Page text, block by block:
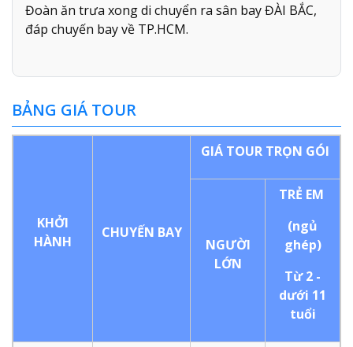
Đoàn ăn trưa xong di chuyển ra sân bay ĐÀI BẮC,
đáp chuyến bay về TP.HCM.
BẢNG GIÁ TOUR
KHỞI
HÀNH
CHUYẾN BAY
GIÁ TOUR TRỌN GÓI
NGƯỜI
LỚN
TRẺ EM
(ngủ
ghép)
Từ 2 -
dưới 11
tuổi